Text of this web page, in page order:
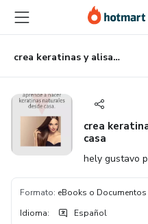
principal
página
de
página
crea keratinas y alisados naturales desde casa
crea
casa
hely gustavo
Formato: eBooks o Documentos
Idioma: Español